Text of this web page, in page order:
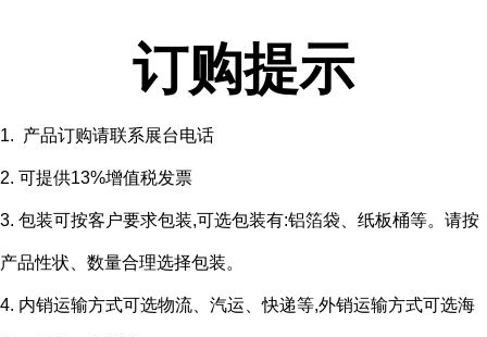
订购提示
1. 产品订购请联系展台电话
2. 可提供13%增值税发票
3. 包装可按客户要求包装,可选包装有:铝箔袋、纸板桶等。请按
产品性状、数量合理选择包装。
4. 内销运输方式可选物流、汽运、快递等,外销运输方式可选海